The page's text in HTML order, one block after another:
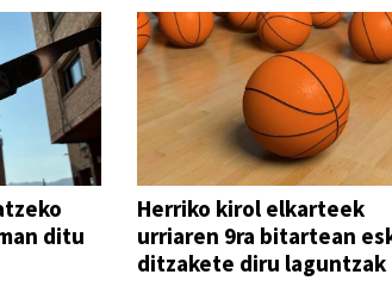
ditu
Herriko kirol elkarteek
urriaren 9ra bitartean
ditzakete diru laguntzak